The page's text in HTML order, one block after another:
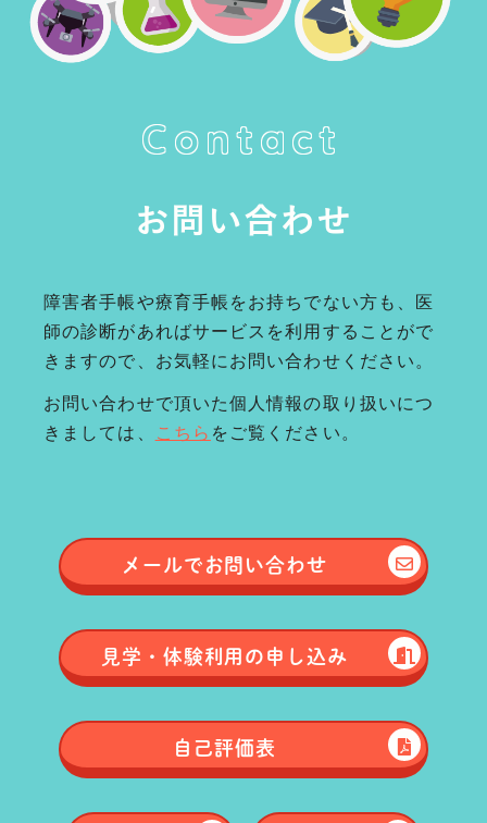
Contact
お問い合わせ
障害者手帳や療育手帳をお持ちでない方も、医
師の診断があればサービスを利用することがで
きますので、お気軽にお問い合わせください。
お問い合わせで頂いた個人情報の取り扱いにつ
きましては、
こちら をご覧ください。
メールでお問い合わせ
見学・体験利用の申し込み
自己評価表